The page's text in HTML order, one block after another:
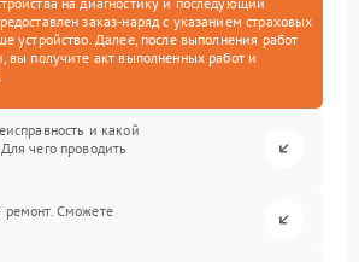
заказ-наряд с указанием страховых
устройство. Далее, после выполнения работ
вы получите акт выполненных работ и
и какой
чего проводить
Сможете